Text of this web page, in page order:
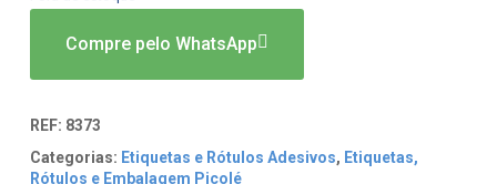
Compre pelo WhatsApp
REF: 8373
Categorias: Etiquetas e Rótulos Adesivos, Etiquetas,
Rótulos e Embalagem Picolé